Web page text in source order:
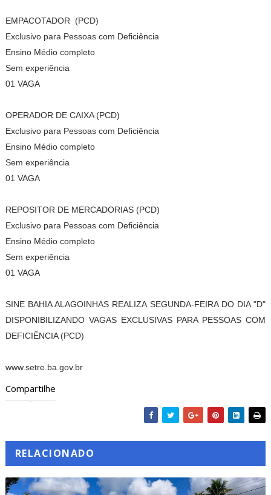
EMPACOTADOR (PCD)
Exclusivo para Pessoas com Deficiência
Ensino Médio completo
Sem experiência
01 VAGA
OPERADOR DE CAIXA (PCD)
Exclusivo para Pessoas com Deficiência
Ensino Médio completo
Sem experiência
01 VAGA
REPOSITOR DE MERCADORIAS (PCD)
Exclusivo para Pessoas com Deficiência
Ensino Médio completo
Sem experiência
01 VAGA
SINE BAHIA ALAGOINHAS REALIZA SEGUNDA-FEIRA DO DIA "D"
DISPONIBILIZANDO VAGAS EXCLUSIVAS PARA PESSOAS COM
DEFICIÊNCIA (PCD)
www.setre.ba.gov.br
Compartilhe
RELACIONADO